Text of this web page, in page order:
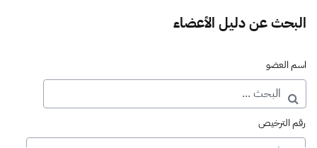
البحث عن دليل الأعضاء
اسم العضو
رقم الترخيص